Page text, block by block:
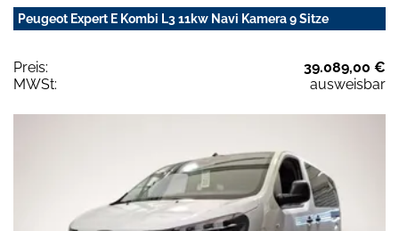
Peugeot Expert E Kombi L3 11kw Navi Kamera 9 Sitze
Preis:
39.089,00 €
MWSt:
ausweisbar